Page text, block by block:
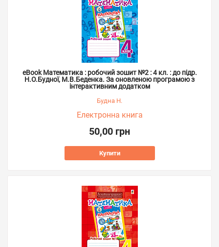
eBook Математика : робочий зошит №2 : 4 кл. : до підр.
Н.О.Будної, М.В.Беденка. За оновленою програмою з
інтерактивним додатком
Будна Н.
Електронна книга
50,00 грн
Купити